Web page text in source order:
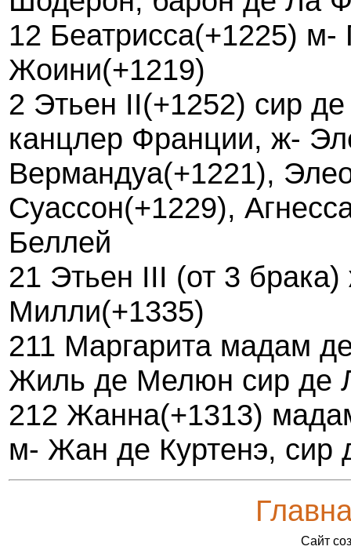
12 Беатрисса(+1225)
Жоини(+1219)
2 Этьен II(+1252) сир
канцлер Франции, ж-
Вермандуа(+1221),
Суассон(+1229),
Беллей
21 Этьен III (от 3
Милли(+1335)
211 Маргарита мадам
Жиль де Мелюн сир де
212 Жанна(+1313)
м- Жан де Куртенэ, сир
Сайт